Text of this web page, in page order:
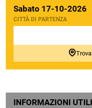
Sabato 17-10-2026
CITTÀ DI PARTENZA
INFORMAZIONI UTILI